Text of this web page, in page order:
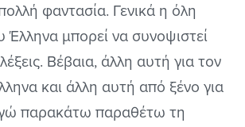
φαντασία. Γενικά η όλη
Έλληνα μπορεί να συνοψιστεί
Βέβαια, άλλη αυτή για τον
και άλλη αυτή από ξένο για
παρακάτω παραθέτω τη